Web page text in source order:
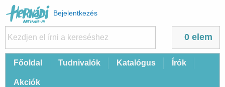
Felhasználói
fiók
menüje
Bejelentkezés
0 elem
FőFőoldal Tudnivalók Katalógus Írók
Akciók